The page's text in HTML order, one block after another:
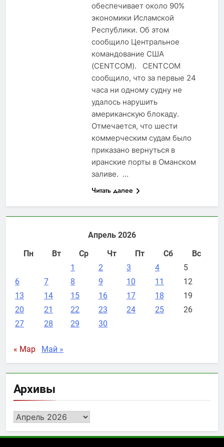
обеспечивает около 90%
экономики Исламской
Республики. Об этом
сообщило Центральное
командование США
(CENTCOM). CENTCOM
сообщило, что за первые 24
часа ни одному судну не
удалось нарушить
американскую блокаду.
Отмечается, что шести
коммерческим судам было
приказано вернуться в
иранские порты в Оманском
заливе. …
Читать далее
Апрель 2026
Пн
Вт Ср Чт Пт Сб
Вс
1
2 3 4
5
6
7 8 9 10 11
12
13
14 15 16 17 18
19
20
21 22 23 24 25
26
27
28 29 30
« Мар Май »
Архивы
Архивы